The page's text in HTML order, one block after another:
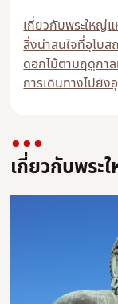
เกี่ยวกับพระใหญ่แ
สิ่งน่าสนใจที่อุโบ
ดอกไม้ตามฤดูกา
การเดินทางไปยั
เกี่ยวกับพระ